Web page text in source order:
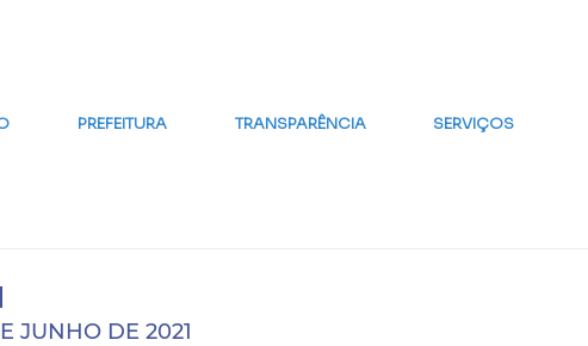
PREFEITURA TRANSPARÊNCIA SERVIÇOS
JUNHO DE 2021